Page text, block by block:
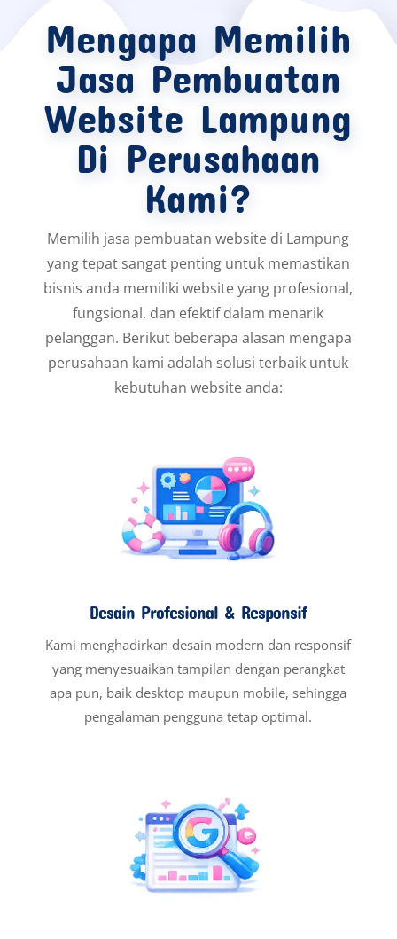
Mengapa Memilih
Jasa Pembuatan
Website Lampung
Di Perusahaan
Kami?
Memilih jasa pembuatan website di Lampung
yang tepat sangat penting untuk memastikan
bisnis anda memiliki website yang profesional,
fungsional, dan efektif dalam menarik
pelanggan. Berikut beberapa alasan mengapa
perusahaan kami adalah solusi terbaik untuk
kebutuhan website anda:
Desain Profesional & Responsif
Kami menghadirkan desain modern dan responsif
yang menyesuaikan tampilan dengan perangkat
apa pun, baik desktop maupun mobile, sehingga
pengalaman pengguna tetap optimal.